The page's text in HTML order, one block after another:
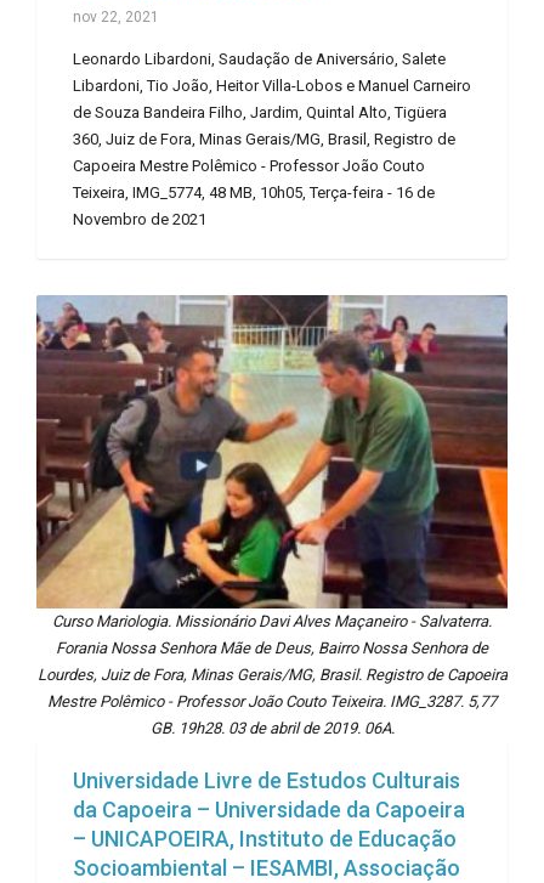
nov 22, 2021
Leonardo Libardoni, Saudação de Aniversário, Salete
Libardoni, Tio João, Heitor Villa-Lobos e Manuel Carneiro
de Souza Bandeira Filho, Jardim, Quintal Alto, Tigüera
360, Juiz de Fora, Minas Gerais/MG, Brasil, Registro de
Capoeira Mestre Polêmico - Professor João Couto
Teixeira, IMG_5774, 48 MB, 10h05, Terça-feira - 16 de
Novembro de 2021
Curso Mariologia. Missionário Davi Alves Maçaneiro - Salvaterra.
Forania Nossa Senhora Mãe de Deus, Bairro Nossa Senhora de
Lourdes, Juiz de Fora, Minas Gerais/MG, Brasil. Registro de Capoeira
Mestre Polêmico - Professor João Couto Teixeira. IMG_3287. 5,77
GB. 19h28. 03 de abril de 2019. 06A.
Universidade Livre de Estudos Culturais
da Capoeira – Universidade da Capoeira
– UNICAPOEIRA, Instituto de Educação
Socioambiental – IESAMBI, Associação